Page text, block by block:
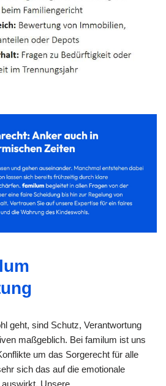
geht, sind Schutz, Verantwortung
maßgeblich. Bei familum ist uns
um das Sorgerecht für alle
sich das auf die emotionale